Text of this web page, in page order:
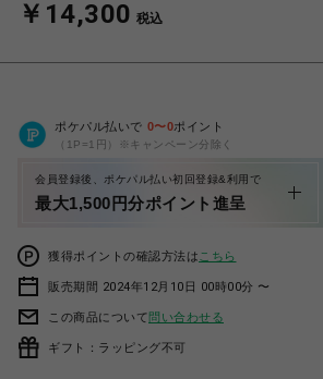
￥14,300 税込
ポケパル払いで 0〜0ポイント
（1P=1円）※キャンペーン分除く
会員登録後、ポケパル払い初回登録&利用で
最大1,500円分ポイント進呈
獲得ポイントの確認方法は こちら
販売期間 2024年12月10日 00時00分 〜
この商品について問い合わせる
ギフト：ラッピング不可